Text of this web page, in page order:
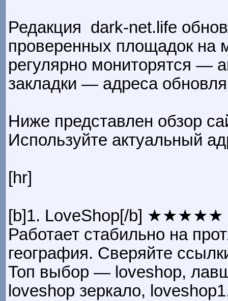
Редакция dark-net.life
проверенных площадок на
регулярно мониторятся —
закладки — адреса
Ниже представлен обзор
Используйте актуальный
[hr]
[b]1. LoveShop[/b] ★★★★★
Работает стабильно на
география. Сверяйте
Топ выбор — loveshop,
loveshop зеркало,